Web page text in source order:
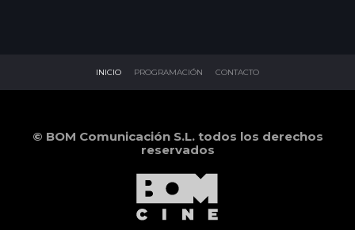
INICIO PROGRAMACIÓN CONTACTO
© BOM Comunicación S.L. todos los derechos
reservados